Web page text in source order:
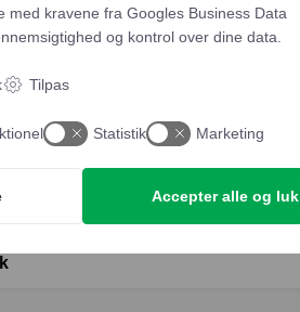
med kravene fra Googles Business Data
og kontrol over dine data.
Tilpas
Statistik Marketing
Accepter alle og luk